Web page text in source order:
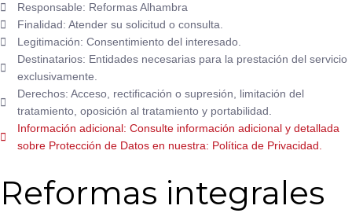
Responsable: Reformas Alhambra
Finalidad: Atender su solicitud o consulta.
Legitimación: Consentimiento del interesado.
Destinatarios: Entidades necesarias para la prestación del servicio
exclusivamente.
Derechos: Acceso, rectificación o supresión, limitación del
tratamiento, oposición al tratamiento y portabilidad.
Información adicional: Consulte información adicional y detallada
sobre Protección de Datos en nuestra: Política de Privacidad.
Reformas integrales